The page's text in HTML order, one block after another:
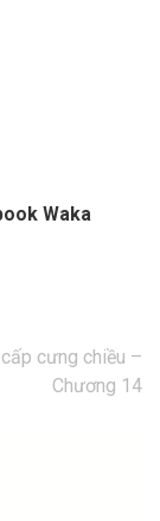
Waka
cưng chiều –
Chương 14